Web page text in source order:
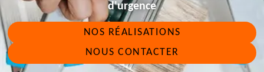
d'urgence
NOS RÉALISATIONS
NOUS CONTACTER